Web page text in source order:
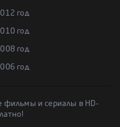
год
год
год
год
фильмы и сериалы в HD-